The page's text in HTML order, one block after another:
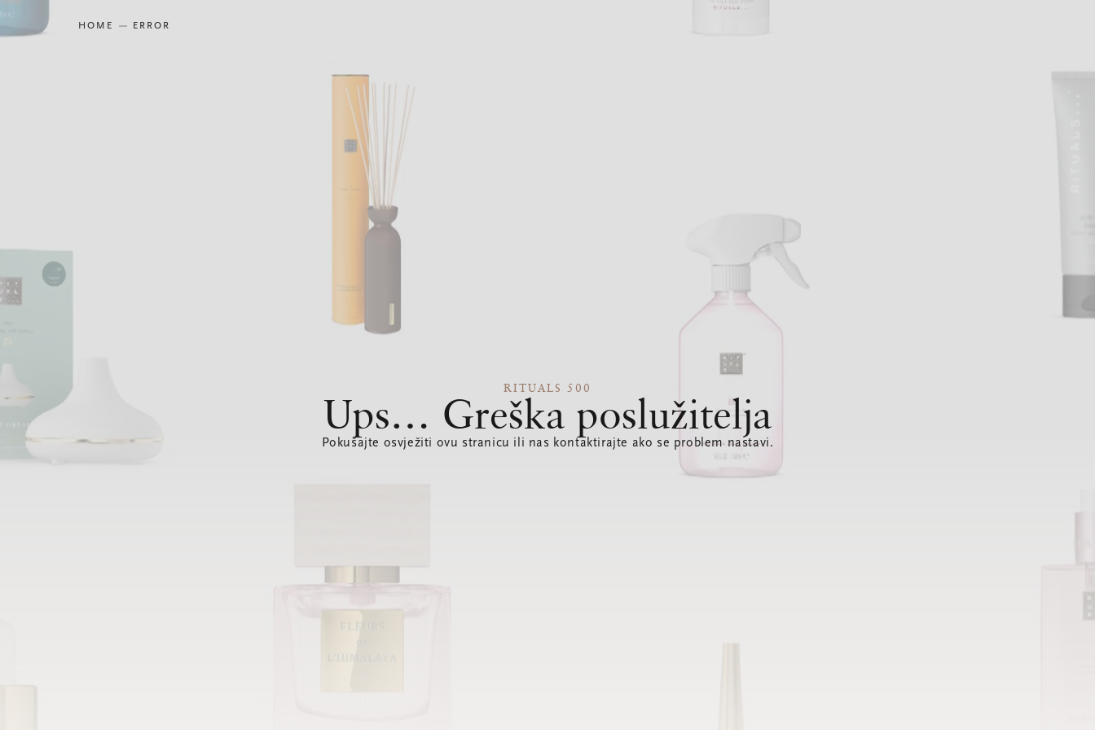
HOME ERROR
RITUALS 500
Ups… Greška poslužitelja
Pokušajte osvježiti ovu stranicu ili nas kontaktirajte ako se problem nastavi.